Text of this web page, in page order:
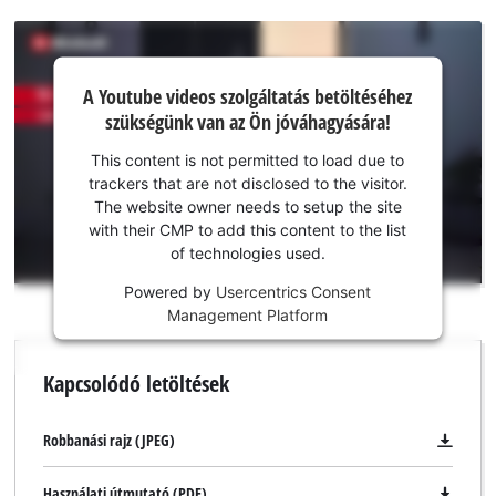
A Youtube
szolgáltatás
betöltéséhez
szükségünk
van az Ön
jóváhagyására!
is
permitted
A Youtube videos szolgáltatás betöltéséhez
szükségünk van az Ön jóváhagyására!
This content is not permitted to load due to
trackers that are not disclosed to the visitor.
The website owner needs to setup the site
with their CMP to add this content to the list
of technologies used.
Powered by Usercentrics Consent
Management Platform
Kapcsolódó letöltések
Robbanási rajz (JPEG)